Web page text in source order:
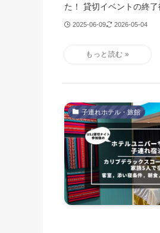
た！ 貸切イベントの終
2025-06-09 2026-05-04
子連れホテル・旅館